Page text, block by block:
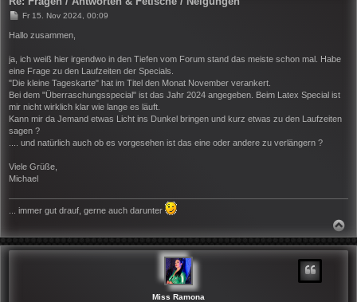
B
i
a
g
Fr 15. Nov 2024, 00:09
Hallo zusammen,
ja, ich weiß hier irgendwo in den Tiefen vom Forum stand das meiste schon mal. Habe
eine Frage zu den Laufzeiten der Specials.
"Die kleine Tageskarte" hat im Titel den Monat November verankert.
Bei dem "Überraschungsspecial" ist das Jahr 2024 angegeben. Beim Latex Special ist
mir nicht wirklich klar wie lange es läuft.
Kann mir da Jemand etwas Licht ins Dunkel bringen und kurz etwas zu den Laufzeiten
sagen ?
.... und natürlich auch ob es vorgesehen ist das eine oder andere zu verlängern ?
Viele Grüße,
Michael
... immer gut drauf, gerne auch darunter
Miss Ramona